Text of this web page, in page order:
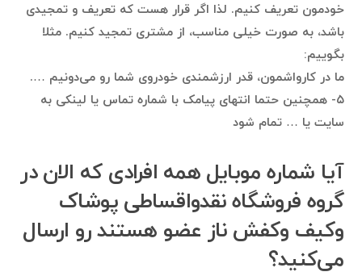
خودمون تعریف کنیم. لذا اگر قرار هست که تعریف و تمجیدی
باشد، به صورت خیلی مناسب، از مشتری تمجید کنیم. مثلا
بگوییم:
ما در کارواشمون، قدر ارزشمندی خودروی شما رو می‌دونیم ….
۵- همچنین حتما انتهای پیامک با شماره تماس یا لینکی به
سایت یا … تمام شود
آیا شماره موبایل همه افرادی که الان در
گروه فروشگاه نقدواقساطی پوشاک
وکیف وکفش ناز عضو هستند رو ارسال
می‌کنید؟